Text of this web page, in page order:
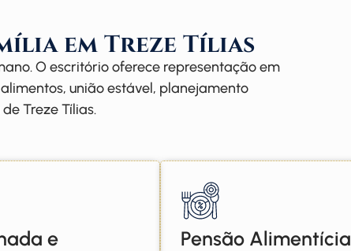
em Treze Tílias
O escritório oferece representação em
união estável, planejamento
Treze Tílias.
e
Pensão Alimentícia